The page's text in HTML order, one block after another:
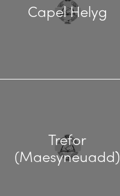
Capel Helyg
Trefor
(Maesyneuadd)